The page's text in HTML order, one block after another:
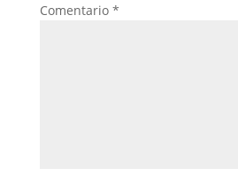
Comentario *